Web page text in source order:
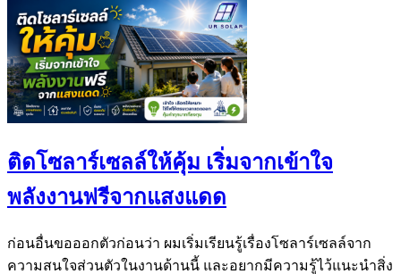
ติดโซลาร์เซลล์ให้คุ้ม เริ่มจากเข้าใจ
พลังงานฟรีจากแสงแดด
ก่อนอื่นขอออกตัวก่อนว่า ผมเริ่มเรียนรู้เรื่องโซลาร์เซลล์จาก
ความสนใจส่วนตัวในงานด้านนี้ และอยากมีความรู้ไว้แนะนำสิ่ง